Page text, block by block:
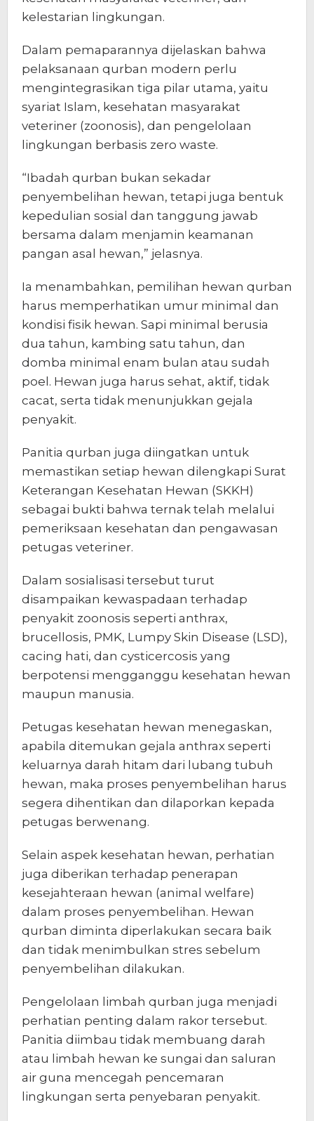
kelestarian lingkungan.
Dalam pemaparannya dijelaskan bahwa
pelaksanaan qurban modern perlu
mengintegrasikan tiga pilar utama, yaitu
syariat Islam, kesehatan masyarakat
veteriner (zoonosis), dan pengelolaan
lingkungan berbasis zero waste.
“Ibadah qurban bukan sekadar
penyembelihan hewan, tetapi juga bentuk
kepedulian sosial dan tanggung jawab
bersama dalam menjamin keamanan
pangan asal hewan,” jelasnya.
Ia menambahkan, pemilihan hewan qurban
harus memperhatikan umur minimal dan
kondisi fisik hewan. Sapi minimal berusia
dua tahun, kambing satu tahun, dan
domba minimal enam bulan atau sudah
poel. Hewan juga harus sehat, aktif, tidak
cacat, serta tidak menunjukkan gejala
penyakit.
Panitia qurban juga diingatkan untuk
memastikan setiap hewan dilengkapi Surat
Keterangan Kesehatan Hewan (SKKH)
sebagai bukti bahwa ternak telah melalui
pemeriksaan kesehatan dan pengawasan
petugas veteriner.
Dalam sosialisasi tersebut turut
disampaikan kewaspadaan terhadap
penyakit zoonosis seperti anthrax,
brucellosis, PMK, Lumpy Skin Disease (LSD),
cacing hati, dan cysticercosis yang
berpotensi mengganggu kesehatan hewan
maupun manusia.
Petugas kesehatan hewan menegaskan,
apabila ditemukan gejala anthrax seperti
keluarnya darah hitam dari lubang tubuh
hewan, maka proses penyembelihan harus
segera dihentikan dan dilaporkan kepada
petugas berwenang.
Selain aspek kesehatan hewan, perhatian
juga diberikan terhadap penerapan
kesejahteraan hewan (animal welfare)
dalam proses penyembelihan. Hewan
qurban diminta diperlakukan secara baik
dan tidak menimbulkan stres sebelum
penyembelihan dilakukan.
Pengelolaan limbah qurban juga menjadi
perhatian penting dalam rakor tersebut.
Panitia diimbau tidak membuang darah
atau limbah hewan ke sungai dan saluran
air guna mencegah pencemaran
lingkungan serta penyebaran penyakit.